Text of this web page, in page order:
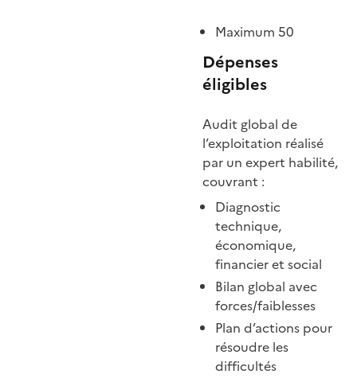
Maximum 50
Dépenses
éligibles
Audit global de
l’exploitation réalisé
par un expert habilité,
couvrant :
Diagnostic
technique,
économique,
financier et social
Bilan global avec
forces/faiblesses
Plan d’actions pour
résoudre les
difficultés